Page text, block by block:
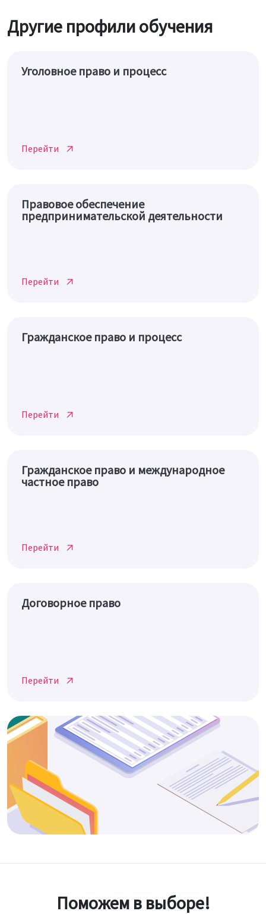
Другие профили обучения
Уголовное право и процесс
Перейти
Правовое обеспечение
предпринимательской деятельности
Перейти
Гражданское право и процесс
Перейти
Гражданское право и международное
частное право
Перейти
Договорное право
Перейти
Поможем в выборе!